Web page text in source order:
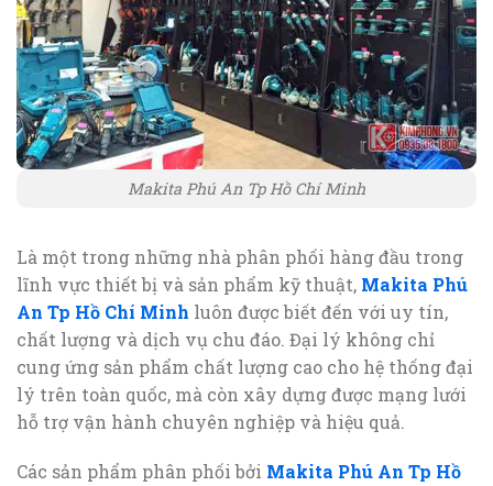
Makita Phú An Tp Hồ Chí Minh
Là một trong những nhà phân phối hàng đầu trong
lĩnh vực thiết bị và sản phẩm kỹ thuật, Makita Phú
An Tp Hồ Chí Minh luôn được biết đến với uy tín,
chất lượng và dịch vụ chu đáo. Đại lý không chỉ
cung ứng sản phẩm chất lượng cao cho hệ thống đại
lý trên toàn quốc, mà còn xây dựng được mạng lưới
hỗ trợ vận hành chuyên nghiệp và hiệu quả.
Các sản phẩm phân phối bởi Makita Phú An Tp Hồ